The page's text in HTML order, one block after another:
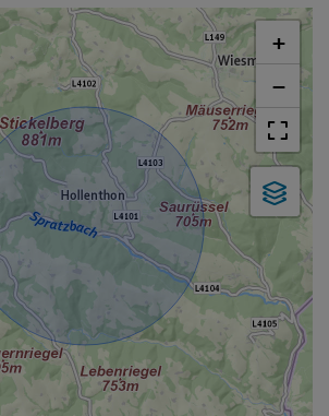
+
−